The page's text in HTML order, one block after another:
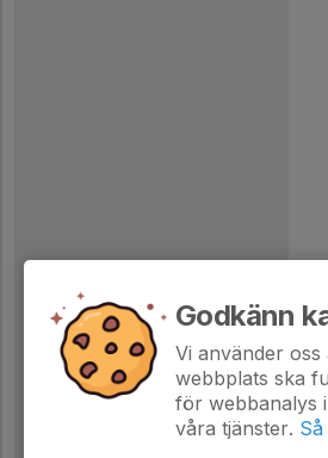
Godkänn
Vi använder
webbplats ska
för webbanalys
våra tjänster.